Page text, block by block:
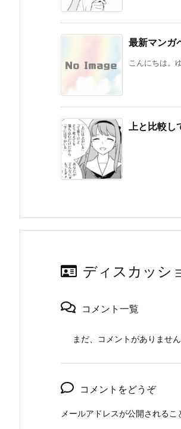
最新マンガ
こんにちは。
上と比較し
ディスカッシ
コメント一覧
まだ、コメントがありません
コメントをどうぞ
メールアドレスが公開されるこ